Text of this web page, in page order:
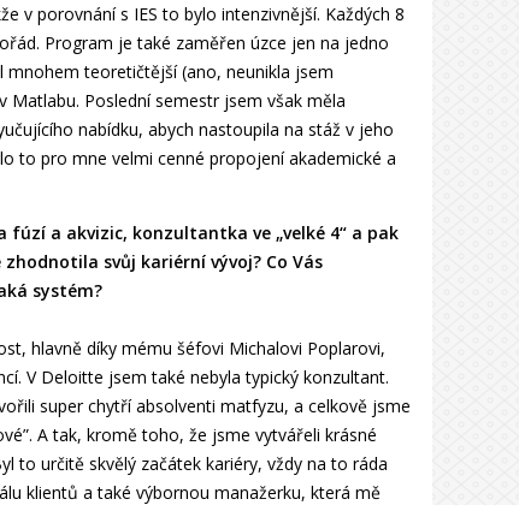
v porovnání s IES to bylo intenzivnější. Každých 8
Program je také zaměřen úzce jen na jedno
teoretičtější (ano, neunikla jsem
Poslední semestr jsem však měla
nabídku, abych nastoupila na stáž v jeho
to pro mne velmi cenné propojení akademické a
a akvizic, konzultantka ve „velké 4“ a pak
svůj kariérní vývoj? Co Vás
systém?
hlavně díky mému šéfovi Michalovi Poplarovi,
V Deloitte jsem také nebyla typický konzultant.
super chytří absolventi matfyzu, a celkově jsme
A tak, kromě toho, že jsme vytvářeli krásné
to určitě skvělý začátek kariéry, vždy na to ráda
klientů a také výbornou manažerku, která mě